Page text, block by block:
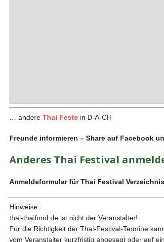
… andere Thai Festein D-A-CH
Freunde informieren – Share auf Facebook
Anderes Thai Festival
Anmeldeformular für Thai Festival
Hinweise:
thai-thaifood.de ist nicht der Veranstalter!
Für die Richtigkeit der Thai-Festival-Termine
vom Veranstalter kurzfristig abgesagt oder auf